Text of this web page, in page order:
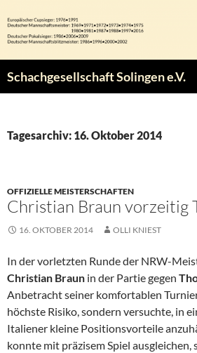
Inhalt
springen
Schachgesellschaft Solingen e.V.
Tagesarchiv: 16. Oktober 2014
OFFIZIELLE MEISTERSCHAFTEN
Christian Braun vorzeitig
16. OKTOBER 2014 OLLI KNIEST
In der vorletzten Runde der NRW-
Christian Braun in der Partie gegen
Anbetracht seiner komfortablen
höchste Risiko, sondern versuchte, in
Italiener kleine Positionsvorteile
konnte mit präzisem Spiel ausgleichen,